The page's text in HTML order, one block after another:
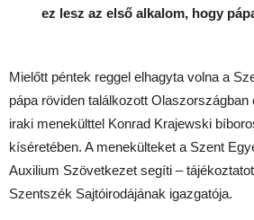
ez lesz az első alkalom, hogy
Mielőtt péntek reggel elhagyta volna a
pápa röviden találkozott Olaszországban
iraki menekülttel Konrad Krajewski
kíséretében. A menekülteket a Szent
Auxilium Szövetkezet segíti –
Szentszék Sajtóirodájának igazgatója.